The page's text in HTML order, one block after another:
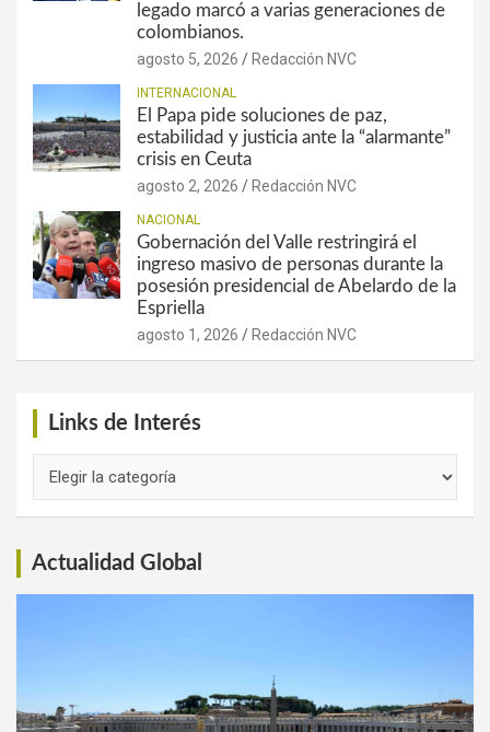
legado marcó a varias generaciones de
colombianos.
agosto 5, 2026 Redacción NVC
INTERNACIONAL
El Papa pide soluciones de paz,
estabilidad y justicia ante la “alarmante”
crisis en Ceuta
agosto 2, 2026 Redacción NVC
NACIONAL
Gobernación del Valle restringirá el
ingreso masivo de personas durante la
posesión presidencial de Abelardo de la
Espriella
agosto 1, 2026 Redacción NVC
Links de Interés
Actualidad Global